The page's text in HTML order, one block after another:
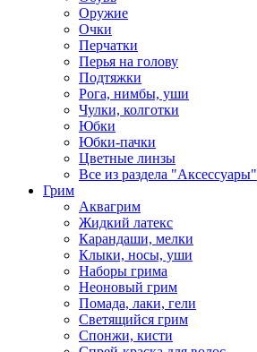
Оружие
Очки
Перчатки
Перья на голову
Подтяжки
Рога, нимбы, уши
Чулки, колготки
Юбки
Юбки-пачки
Цветные линзы
Все из раздела "Аксессуары"
Грим
Аквагрим
Жидкий латекс
Карандаши, мелки
Клыки, носы, уши
Наборы грима
Неоновый грим
Помада, лаки, гели
Светящийся грим
Спонжи, кисти